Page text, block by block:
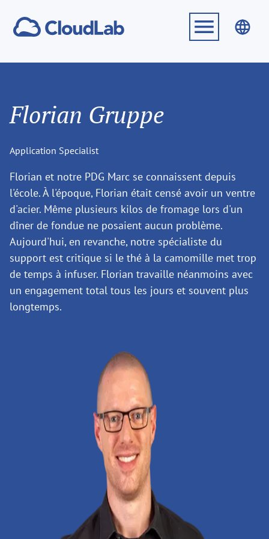
Florian Gruppe
Application Specialist
Florian et notre PDG Marc se connaissent depuis
l'école. À l'époque, Florian était censé avoir un ventre
d'acier. Même plusieurs kilos de fromage lors d'un
dîner de fondue ne posaient aucun problème.
Aujourd'hui, en revanche, notre spécialiste du
support est critique si le thé à la camomille met trop
de temps à infuser. Florian travaille néanmoins avec
un engagement total tous les jours et souvent plus
longtemps.